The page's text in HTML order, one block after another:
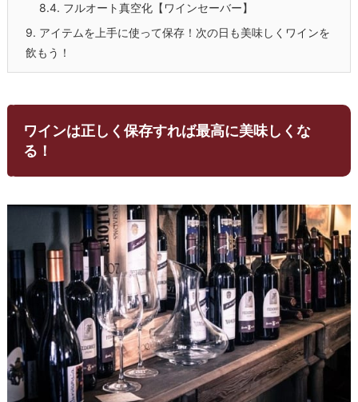
8.4. フルオート真空化【ワインセーバー】
9. アイテムを上手に使って保存！次の日も美味しくワインを
飲もう！
ワインは正しく保存すれば最高に美味しくな
る！